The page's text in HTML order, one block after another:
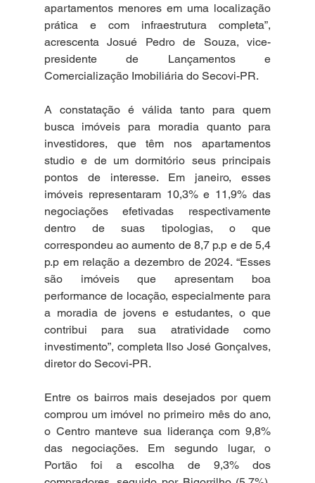
apartamentos menores em uma localização
prática e com infraestrutura completa”,
acrescenta Josué Pedro de Souza, vice-
presidente de Lançamentos e
Comercialização Imobiliária do Secovi-PR.
A constatação é válida tanto para quem
busca imóveis para moradia quanto para
investidores, que têm nos apartamentos
studio e de um dormitório seus principais
pontos de interesse. Em janeiro, esses
imóveis representaram 10,3% e 11,9% das
negociações efetivadas respectivamente
dentro de suas tipologias, o que
correspondeu ao aumento de 8,7 p.p e de 5,4
p.p em relação a dezembro de 2024. “Esses
são imóveis que apresentam boa
performance de locação, especialmente para
a moradia de jovens e estudantes, o que
contribui para sua atratividade como
investimento”, completa Ilso José Gonçalves,
diretor do Secovi-PR.
Entre os bairros mais desejados por quem
comprou um imóvel no primeiro mês do ano,
o Centro manteve sua liderança com 9,8%
das negociações. Em segundo lugar, o
Portão foi a escolha de 9,3% dos